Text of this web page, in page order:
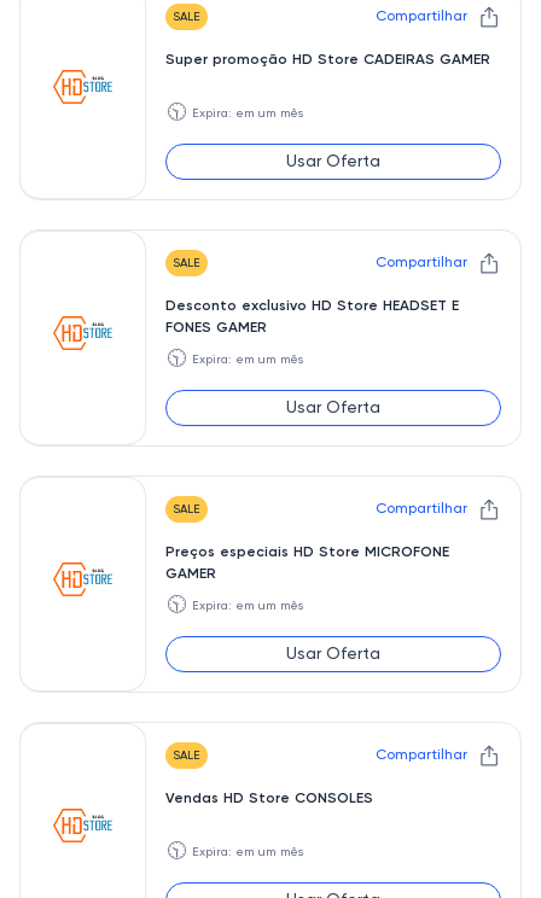
SALE Compartilhar
Super promoção HD Store CADEIRAS GAMER
🕥 Expira: em um mês
Usar Oferta
SALE Compartilhar
Desconto exclusivo HD Store HEADSET E
FONES GAMER
🕥 Expira: em um mês
Usar Oferta
SALE Compartilhar
Preços especiais HD Store MICROFONE
GAMER
🕥 Expira: em um mês
Usar Oferta
SALE Compartilhar
Vendas HD Store CONSOLES
🕥 Expira: em um mês